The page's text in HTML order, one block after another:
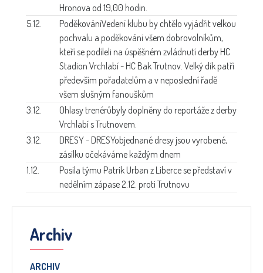
Hronova od 19,00 hodin.
5.12.
PoděkováníVedení klubu by chtělo vyjádřit velkou
pochvalu a poděkování všem dobrovolníkům,
kteří se podíleli na úspěšném zvládnutí derby HC
Stadion Vrchlabí - HC Bak Trutnov. Velký dík patří
především pořadatelům a v neposlední řadě
všem slušným fanouškům
3.12.
Ohlasy trenérůbyly doplněny do reportáže z derby
Vrchlabí s Trutnovem.
3.12.
DRESY - DRESYobjednané dresy jsou vyrobené,
zásilku očekáváme každým dnem
1.12.
Posila týmu Patrik Urban z Liberce se představí v
nedělním zápase 2.12. proti Trutnovu
Archiv
ARCHIV